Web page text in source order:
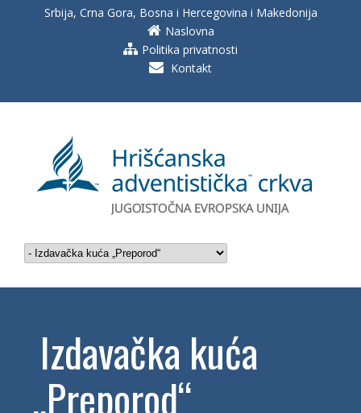
Srbija, Crna Gora, Bosna i Hercegovina i Makedonija
Naslovna
Politika privatnosti
Kontakt
Izdavačka kuća
„Preporod“